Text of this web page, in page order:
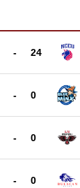
- 24
- 0
- 0
- 0